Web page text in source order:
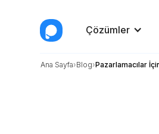
Çözümler
Ana Sayfa Blog Pazarlamacılar